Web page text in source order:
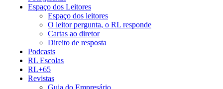
Espaço dos Leitores
Espaço dos leitores
O leitor pergunta, o RL responde
Cartas ao diretor
Direito de resposta
Podcasts
RL Escolas
RL+65
Revistas
Guia do Empresário